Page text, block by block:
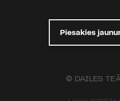
Piesakies
© DAILES